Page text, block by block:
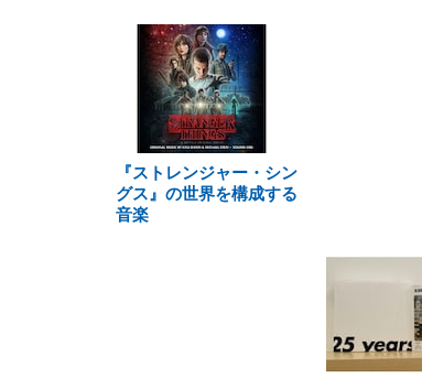
『ストレンジャー・シン
グス』の世界を構成する
音楽